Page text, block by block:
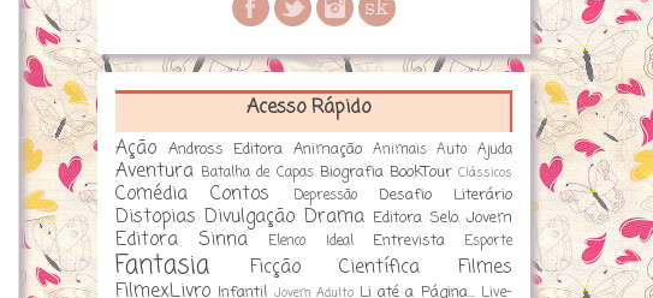
Acesso Rápido
Ação Andross Editora Animação Animais Auto Ajuda
Aventura Batalha de Capas Biografia BookTour Clássicos
Comédia Contos Depressão Desafio Literário
Distopias Divulgação Drama Editora Selo Jovem
Editora Sinna Elenco Ideal Entrevista Esporte
Fantasia Ficção Científica
Filmes
FilmexLivro Infantil Jovem Adulto Li até a Página... Live-